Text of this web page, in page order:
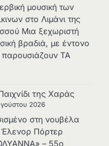
μουσική των
στο Λιμάνι της
Μια ξεχωριστή
βραδιά, με έντονο
ΤΑ
της Χαράς
2026
στη νουβέλα
Έλενορ Πόρτερ
– 55ο